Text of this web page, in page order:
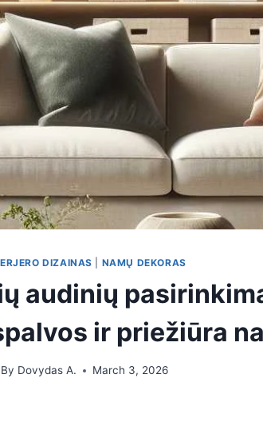
DIZAINAS NAMŲ DEKORAS
audinių
ir priežiūra
By Dovydas A. March 3, 2026